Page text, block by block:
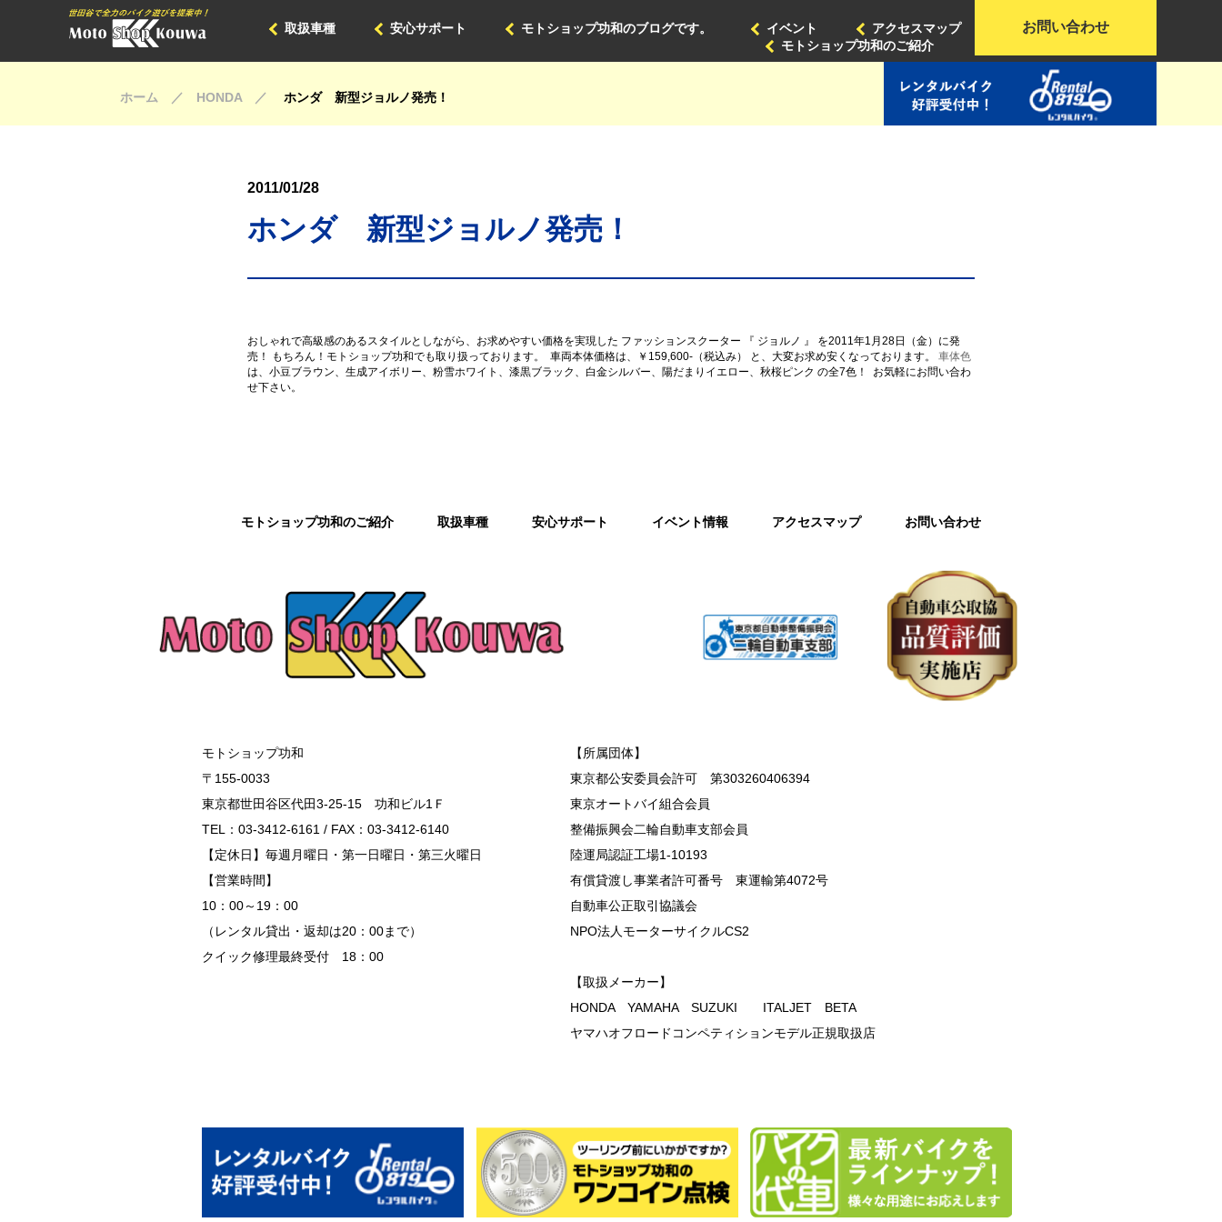
お問い合わせ
アクセスマップ
イベント
モトショップ功和のブログです。
安心サポート
取扱車種
モトショップ功和のご紹介
ホーム ／ HONDA ／ ホンダ 新型ジョルノ発売！
2011/01/28
ホンダ 新型ジョルノ発売！
おしゃれで高級感のあるスタイルとしながら、お求めやすい価格を実現した ファッションスクーター 『 ジョルノ 』 を2011年1月28日（金）に発
売！ もちろん！モトショップ功和でも取り扱っております。
車両本体価格は、￥159,600-（税込み） と、大変お求め安くなっております。 車体色
は、小豆ブラウン、生成アイボリー、粉雪ホワイト、漆黒ブラック、白金シルバー、陽だまりイエロー、秋桜ピンク の全7色！
お気軽にお問い合わ
せ下さい。
モトショップ功和のご紹介 取扱車種 安心サポート イベント情報 アクセスマップ お問い合わせ
モトショップ功和
〒155-0033
東京都世田谷区代田3-25-15 功和ビル1Ｆ
TEL：03-3412-6161 / FAX：03-3412-6140
【定休日】毎週月曜日・第一日曜日・第三火曜日
【営業時間】
10：00～19：00
（レンタル貸出・返却は20：00まで）
クイック修理最終受付 18：00
【所属団体】
東京都公安委員会許可 第303260406394
東京オートバイ組合会員
整備振興会二輪自動車支部会員
陸運局認証工場1-10193
有償貸渡し事業者許可番号 東運輸第4072号
自動車公正取引協議会
NPO法人モーターサイクルCS2
【取扱メーカー】
HONDA YAMAHA SUZUKI ITALJET BETA
ヤマハオフロードコンペティションモデル正規取扱店